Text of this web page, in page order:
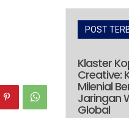
POST
Klaster
Creative:
Milenial
Jaringan
Global